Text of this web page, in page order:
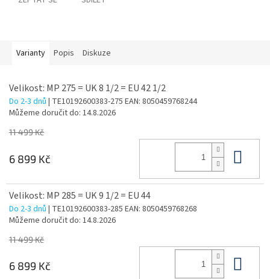
Varianty Popis Diskuze
Velikost: MP 275 = UK 8 1/2 = EU 42 1/2
Do 2-3 dnů | TE10192600383-275 EAN: 8050459768244
Můžeme doručit do: 14.8.2026
11 499 Kč
6 899 Kč
Velikost: MP 285 = UK 9 1/2 = EU 44
Do 2-3 dnů | TE10192600383-285 EAN: 8050459768268
Můžeme doručit do: 14.8.2026
11 499 Kč
6 899 Kč